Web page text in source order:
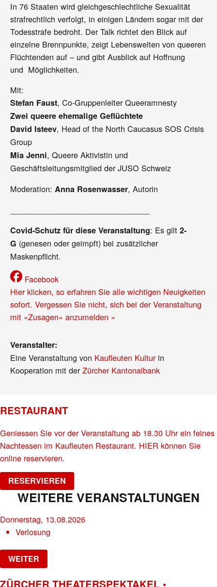
In 76 Staaten wird gleichgeschlechtliche Sexualität
strafrechtlich verfolgt, in einigen Ländern sogar mit der
Todesstrafe bedroht. Der Talk richtet den Blick auf
einzelne Brennpunkte, zeigt Lebenswelten von queeren
Flüchtenden auf – und gibt Ausblick auf Hoffnung
und Möglichkeiten.
Mit:
Stefan Faust, Co-Gruppenleiter Queeramnesty
Zwei queere ehemalige Geflüchtete
David Isteev, Head of the North Caucasus SOS Crisis
Group
Mia Jenni, Queere Aktivistin und
Geschäftsleitungsmitglied der JUSO Schweiz
Moderation: Anna Rosenwasser, Autorin
Covid-Schutz für diese Veranstaltung: Es gilt2-
G (genesen oder geimpft) bei zusätzlicher
Maskenpflicht.
Facebook
Hier klicken, so erfahren Sie alle wichtigen Neuigkeiten
sofort. Vergessen Sie nicht, sich bei der Veranstaltung
mit «Zusagen» anzumelden »
Veranstalter:
Eine Veranstaltung von Kaufleuten Kulturin
Kooperation mit derZürcher Kantonalbank
RESTAURANT
Geniessen Sie vor der Veranstaltung ab 18.30 Uhr ein feines
Nachtessen im Kaufleuten Restaurant. HIER können Sie
online reservieren.
RESERVIEREN
WEITERE VERANSTALTUNGEN
Donnerstag, 13.08.2026
Verlosung
WEITER
ZÜRCHER THEATERSPEKTAKEL •